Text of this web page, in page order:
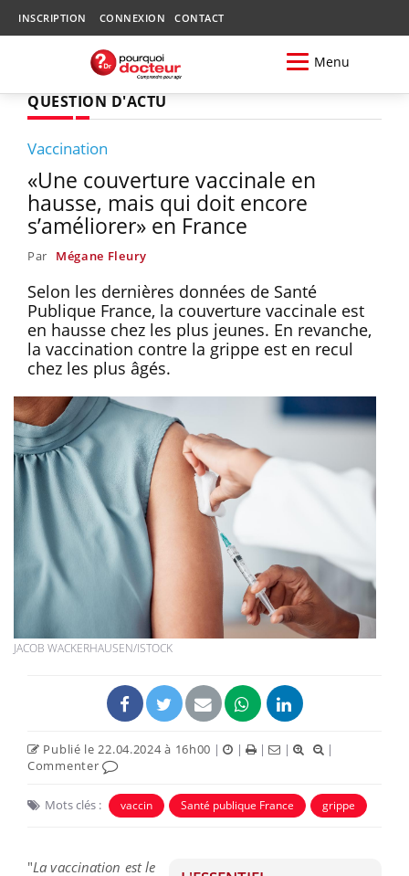
INSCRIPTION CONNEXION CONTACT
Menu
QUESTION D'ACTU
Vaccination
«Une couverture vaccinale en
hausse, mais qui doit encore
s’améliorer» en France
Par Mégane Fleury
Selon les dernières données de Santé
Publique France, la couverture vaccinale est
en hausse chez les plus jeunes. En revanche,
la vaccination contre la grippe est en recul
chez les plus âgés.
JACOB WACKERHAUSEN/ISTOCK
Publié le 22.04.2024 à 16h00 | | | |
|
Commenter
Mots clés : vaccin Santé publique France grippe
"La vaccination est le